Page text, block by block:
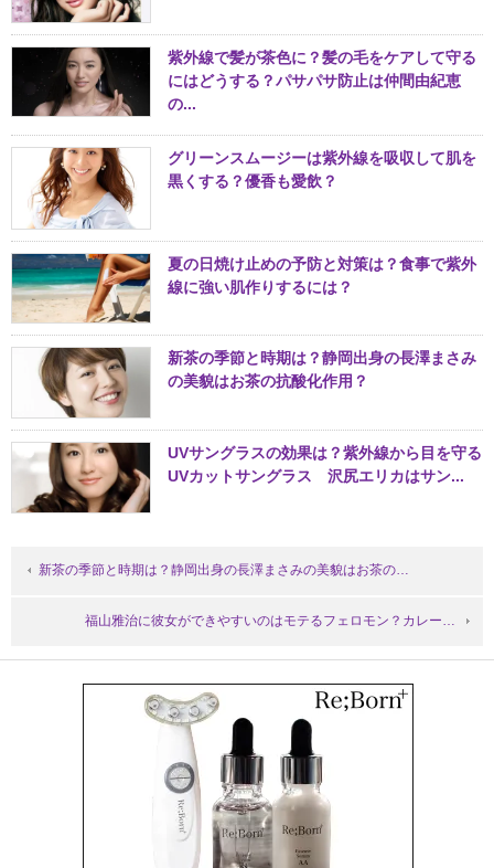
紫外線で髪が茶色に？髪の毛をケアして守る
にはどうする？パサパサ防止は仲間由紀恵
の...
グリーンスムージーは紫外線を吸収して肌を
黒くする？優香も愛飲？
夏の日焼け止めの予防と対策は？食事で紫外
線に強い肌作りするには？
新茶の季節と時期は？静岡出身の長澤まさみ
の美貌はお茶の抗酸化作用？
UVサングラスの効果は？紫外線から目を守る
UVカットサングラス 沢尻エリカはサン...
新茶の季節と時期は？静岡出身の長澤まさみの美貌はお茶の…
福山雅治に彼女ができやすいのはモテるフェロモン？カレー…